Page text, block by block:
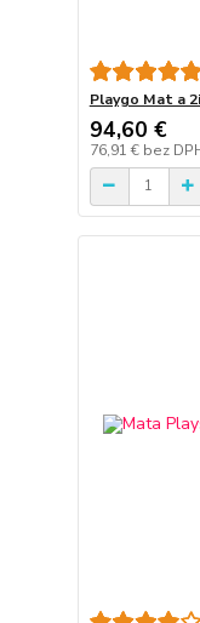
Playgo Mat a
94,60 €
76,91 € bez